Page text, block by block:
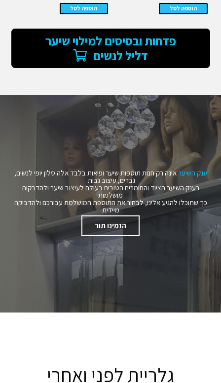
המקורי
₪5,000.00.
₪2,500.00.
הוספה לסל
המקורי
₪5,000.00.
₪2,500.00.
הוספה לסל
פדחות ובסיסים למילוי שיער
דליל לנשים
ענק השיעראינה רק חנות תוספות שיער ופיאות בלבד אלה סלון יופי לנשים,
גברים, עיצוב גבות.
בענק השיער הציוד והחומרים הטובים בעולם לעיצוב שיער ולהדבקות
מושלמות
כך שתוכלו להגיע אלינו, לבחור את התוספת המושלמת עבורכם ולהדביקה
מיידית
הזמינו תור
גלריית לפני ואחרי